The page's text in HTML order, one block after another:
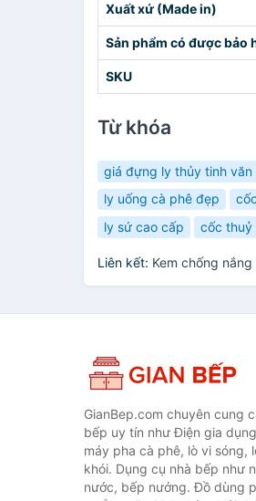
Xuất xứ (Made in)
Sản phẩm có được bảo
SKU
Từ khóa
giá đựng ly thủy tinh
ly uống cà phê đẹp
ly sứ cao cấp
cốc thuỷ
Liên kết: Kem chống
GianBep.com chuyên cung
bếp uy tín như Điện gia
máy pha cà phê, lò vi sóng,
khói. Dụng cụ nhà bếp như
nước, bếp nướng. Đồ dùng